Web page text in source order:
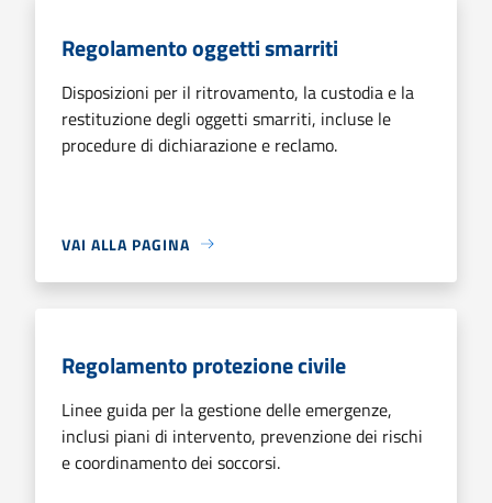
Regolamento oggetti smarriti
Disposizioni per il ritrovamento, la custodia e la
restituzione degli oggetti smarriti, incluse le
procedure di dichiarazione e reclamo.
VAI ALLA PAGINA
Regolamento protezione civile
Linee guida per la gestione delle emergenze,
inclusi piani di intervento, prevenzione dei rischi
e coordinamento dei soccorsi.